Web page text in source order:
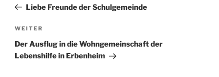
Beitrag
Liebe Freunde der Schulgemeinde
Nächster
Beitrag
WEITER
Der Ausflug in die Wohngemeinschaft der
Lebenshilfe in Erbenheim